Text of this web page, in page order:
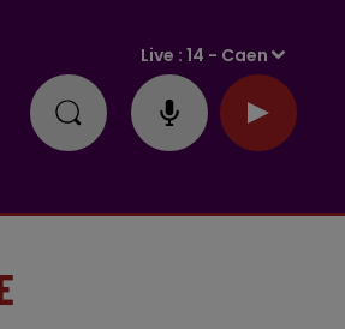
Live :14 - Caen